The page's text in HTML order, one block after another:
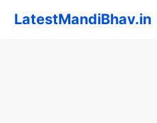
LatestMandiBhav.in